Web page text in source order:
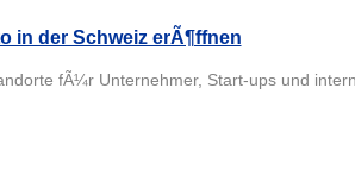
in der Schweiz erÃ¶ffnen
fÃ¼r Unternehmer, Start-ups und